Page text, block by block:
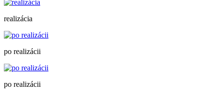
realizácia
po realizácii
po realizácii